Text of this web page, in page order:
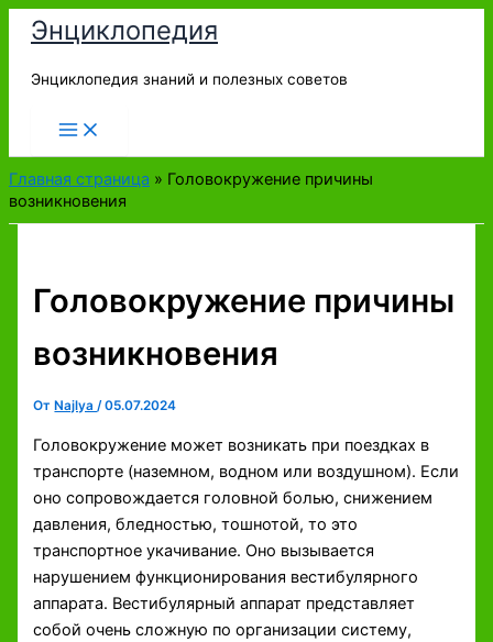
Перейти
содержимому
Энциклопедия
Энциклопедия знаний и полезных советов
Главная страница » Головокружение причины
возникновения
Головокружение причины
возникновения
От Najlya/05.07.2024
Головокружение может возникать при поездках в
транспорте (наземном, водном или воздушном). Если
оно сопровождается головной болью, снижением
давления, бледностью, тошнотой, то это
транспортное укачивание. Оно вызывается
нарушением функционирования вестибулярного
аппарата. Вестибулярный аппарат представляет
собой очень сложную по организации систему,